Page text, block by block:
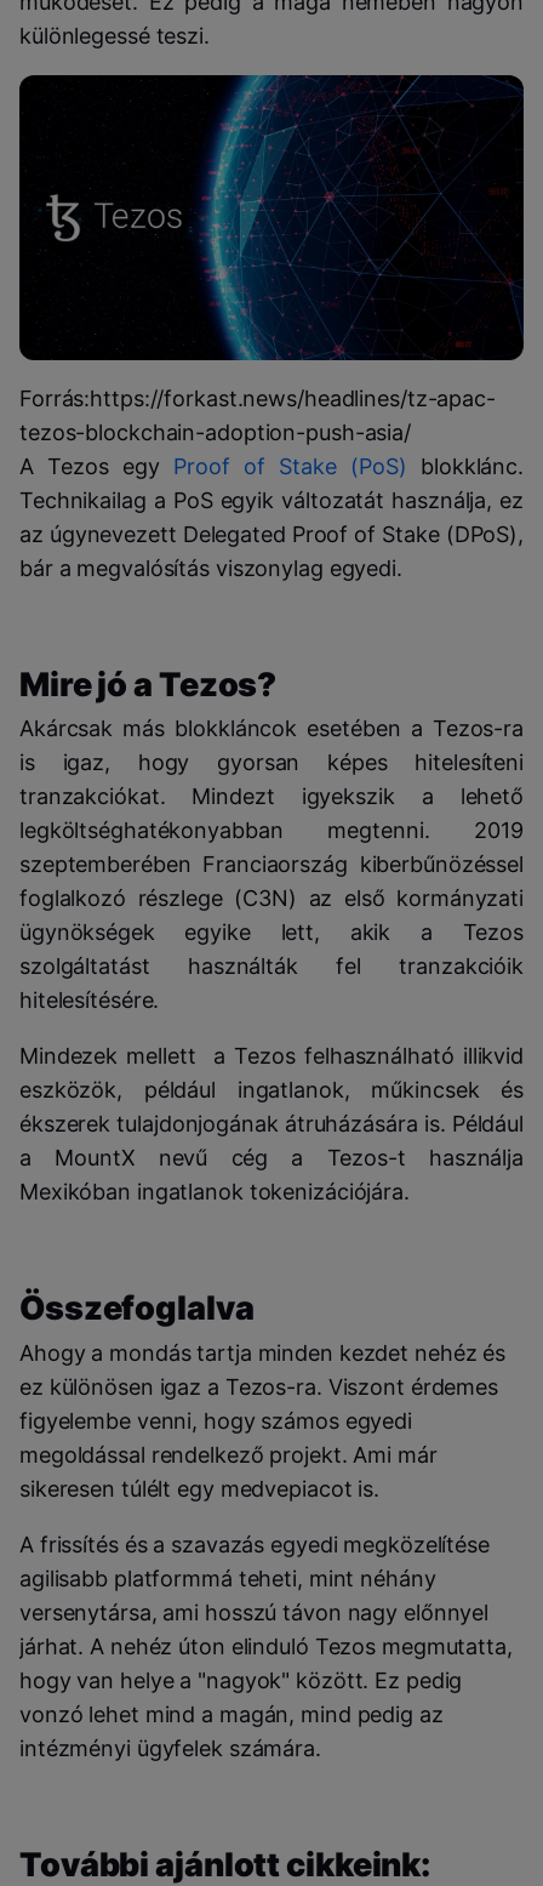
különlegessé teszi.
Forrás:https://forkast.news/headlines/tz-apac-
tezos-blockchain-adoption-push-asia/
A Tezos egy Proof of Stake (PoS) blokklánc.
Technikailag a PoS egyik változatát használja, ez
az úgynevezett Delegated Proof of Stake (DPoS),
bár a megvalósítás viszonylag egyedi.
Mire jó a Tezos?
Akárcsak más blokkláncok esetében a Tezos-ra
is igaz, hogy gyorsan képes hitelesíteni
tranzakciókat. Mindezt igyekszik a lehető
legköltséghatékonyabban megtenni. 2019
szeptemberében Franciaország kiberbűnözéssel
foglalkozó részlege (C3N) az első kormányzati
ügynökségek egyike lett, akik a Tezos
szolgáltatást használták fel tranzakcióik
hitelesítésére.
Mindezek mellett a Tezos felhasználható illikvid
eszközök, például ingatlanok, műkincsek és
ékszerek tulajdonjogának átruházására is. Például
a MountX nevű cég a Tezos-t használja
Mexikóban ingatlanok tokenizációjára.
Összefoglalva
Ahogy a mondás tartja minden kezdet nehéz és
ez különösen igaz a Tezos-ra. Viszont érdemes
figyelembe venni, hogy számos egyedi
megoldással rendelkező projekt. Ami már
sikeresen túlélt egy medvepiacot is.
A frissítés és a szavazás egyedi megközelítése
agilisabb platformmá teheti, mint néhány
versenytársa, ami hosszú távon nagy előnnyel
járhat. A nehéz úton elinduló Tezos megmutatta,
hogy van helye a "nagyok" között. Ez pedig
vonzó lehet mind a magán, mind pedig az
intézményi ügyfelek számára.
További ajánlott cikkeink: